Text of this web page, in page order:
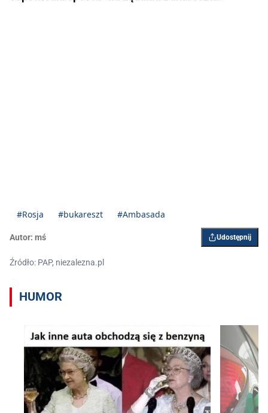
#Rosja #bukareszt #Ambasada
Autor: mś Udostępnij
Źródło: PAP, niezalezna.pl
HUMOR